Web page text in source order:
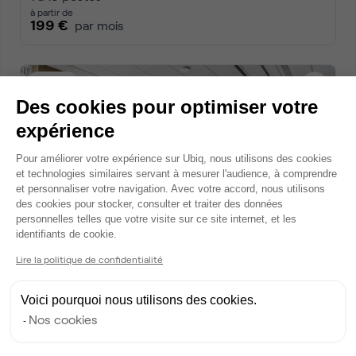
à partir de
199 € par mois
Quai du Lazaret, Marseille 2
5 annonces • coworking
à partir de
760 € par mois
Des cookies pour optimiser votre
expérience
Plateforme de Gestion du
Pour améliorer votre expérience sur Ubiq, nous utilisons des cookies
et technologies similaires servant à mesurer l'audience, à comprendre
et personnaliser votre navigation. Avec votre accord, nous utilisons
des cookies pour stocker, consulter et traiter des données
personnelles telles que votre visite sur ce site internet, et les
identifiants de cookie.
Lire la politique de confidentialité
Voici pourquoi nous utilisons des cookies.
Nos cookies